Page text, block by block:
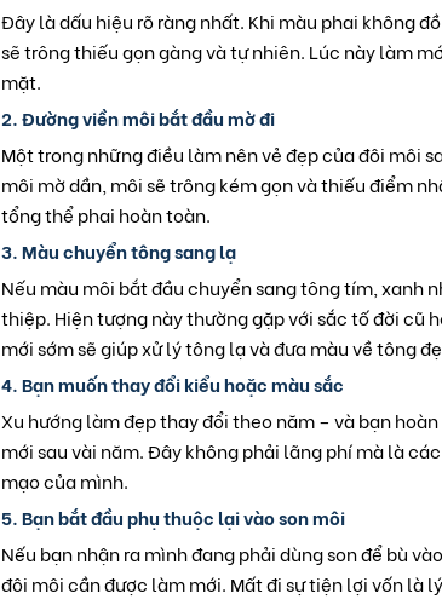
Đây là dấu hiệu rõ ràng nhất. Khi màu phai không
sẽ trông thiếu gọn gàng và tự nhiên. Lúc này làm
mặt.
2. Đường viền môi bắt đầu mờ đi
Một trong những điều làm nên vẻ đẹp của đôi môi
môi mờ dần, môi sẽ trông kém gọn và thiếu điểm
tổng thể phai hoàn toàn.
3. Màu chuyển tông sang lạ
Nếu màu môi bắt đầu chuyển sang tông tím, xanh
thiệp. Hiện tượng này thường gặp với sắc tố đời cũ
mới sớm sẽ giúp xử lý tông lạ và đưa màu về tông
4. Bạn muốn thay đổi kiểu hoặc màu sắc
Xu hướng làm đẹp thay đổi theo năm – và bạn
mới sau vài năm. Đây không phải lãng phí mà là
mạo của mình.
5. Bạn bắt đầu phụ thuộc lại vào son môi
Nếu bạn nhận ra mình đang phải dùng son để bù
đôi môi cần được làm mới. Mất đi sự tiện lợi vốn là